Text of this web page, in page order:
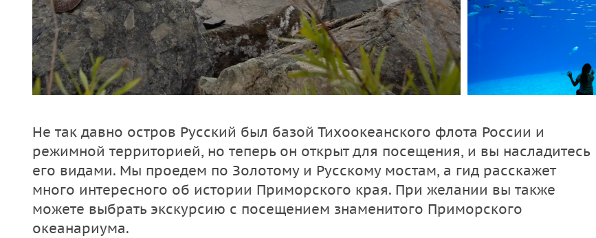
Не так давно остров Русский был базой Тихоокеанского флота России и
режимной территорией, но теперь он открыт для посещения, и вы насладитесь
его видами. Мы проедем по Золотому и Русскому мостам, а гид расскажет
много интересного об истории Приморского края. При желании вы также
можете выбрать экскурсию с посещением знаменитого Приморского
океанариума.